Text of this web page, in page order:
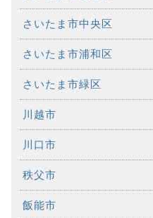
さいたま市中央区
さいたま市浦和区
さいたま市緑区
川越市
川口市
秩父市
飯能市